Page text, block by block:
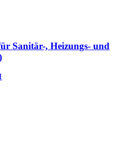
Sanitär-, Heizungs- und